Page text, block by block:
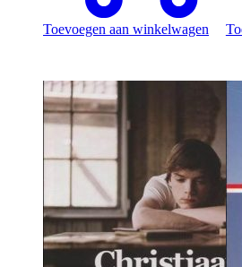
Toevoegen aan winkelwagen